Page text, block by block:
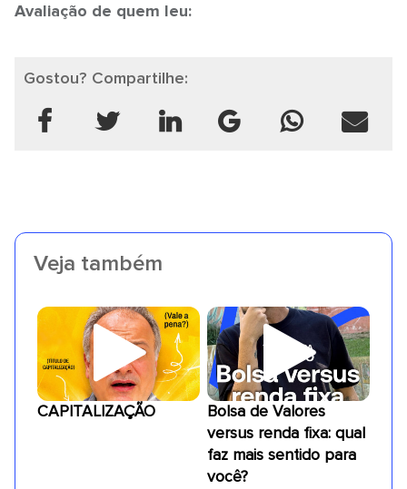
Avaliação de quem leu:
Gostou? Compartilhe:
Veja também
CAPITALIZAÇÃO
Bolsa de Valores
versus renda fixa: qual
faz mais sentido para
você?